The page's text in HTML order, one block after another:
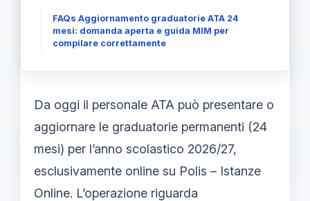
FAQs Aggiornamento graduatorie ATA 24
mesi: domanda aperta e guida MIM per
compilare correttamente
Da oggi il personale ATA può presentare o
aggiornare le graduatorie permanenti (24
mesi) per l’anno scolastico 2026/27,
esclusivamente online su Polis – Istanze
Online. L’operazione riguarda